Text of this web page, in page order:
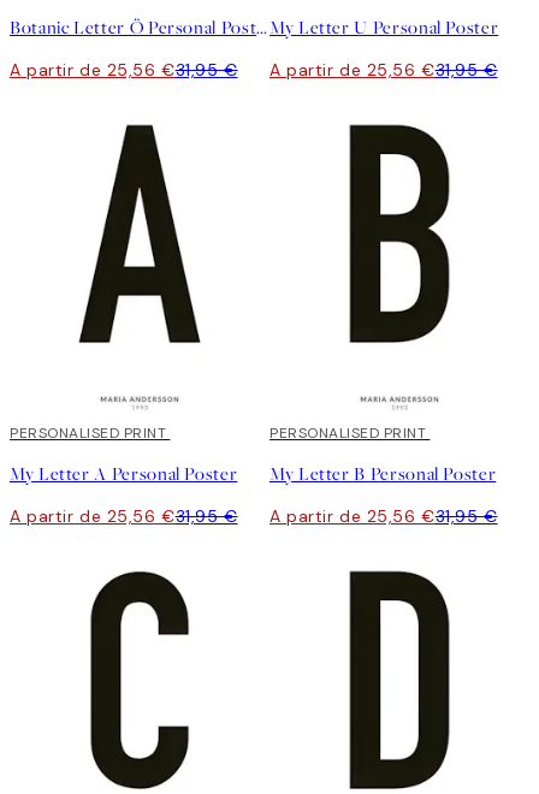
Botanic Letter Ö Personal Poster
A partir de 25,56 €31,95 €
My Letter U Personal Poster
A partir de 25,56 €31,95 €
20%*
PERSONALISED PRINT
My Letter A Personal Poster
A partir de 25,56 €31,95 €
20%*
PERSONALISED PRINT
My Letter B Personal Poster
A partir de 25,56 €31,95 €